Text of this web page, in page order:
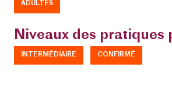
ADULTES
Niveaux des pratiques
INTERMÉDIAIRE CONFIRMÉ